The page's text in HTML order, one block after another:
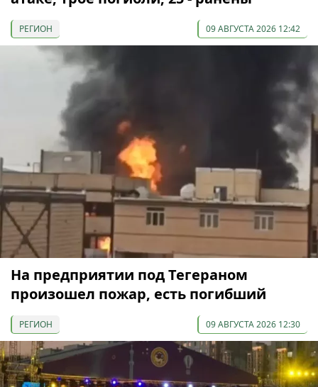
РЕГИОН 09 АВГУСТА 2026 12:42
На предприятии под Тегераном
произошел пожар, есть погибший
РЕГИОН 09 АВГУСТА 2026 12:30